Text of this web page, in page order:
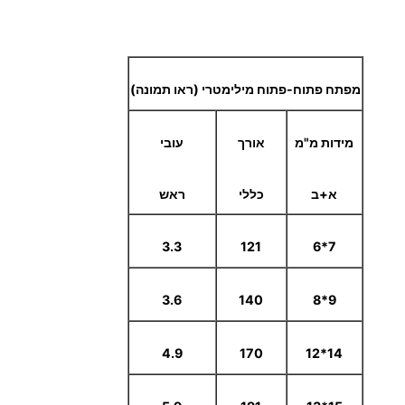
מפתח פתוח-פתוח מילימטרי (ראו תמונה)
מידות מ"מ
א+ב
אורך
כללי
עובי
ראש
7*6
121
3.3
9*8
140
3.6
14*12
170
4.9